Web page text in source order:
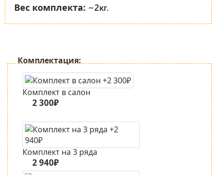
Вес комплекта: ~2кг.
Комплектация:
Комплект в салон
2 300₽
Комплект на 3 ряда
2 940₽